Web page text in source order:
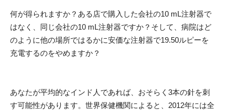
何が得られますか？ある店で購入した会社の10 mL注射器で
はなく、同じ会社の10 mL注射器ですか？そして、病院はど
のように他の場所ではるかに安価な注射器で19.50ルピーを
充電するのをやめますか？
あなたが平均的なインド人であれば、おそらく3本の針を刺
す可能性があります。世界保健機関によると、2012年には全